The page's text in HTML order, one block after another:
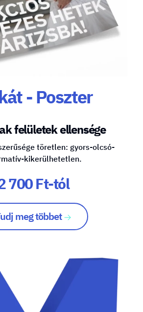
- Poszter
felületek ellensége
töretlen: gyors-olcsó-
kikerülhetetlen.
700 Ft-tól
meg többet